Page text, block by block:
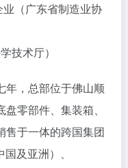
（广东省制造业协
技术厅）
年，总部位于佛山顺
零部件、集装箱、
售于一体的跨国集团
及亚洲）、